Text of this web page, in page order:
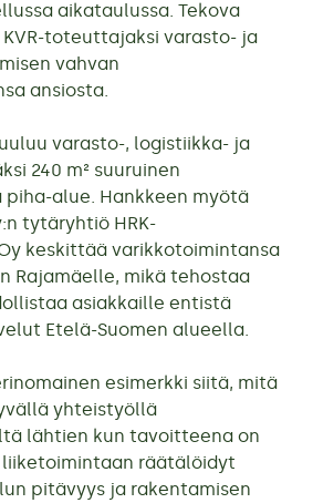
aikataulussa. Tekova
toteuttajaksi varasto- ja
vahvan
ansiosta.
varasto-, logistiikka- ja
240 m² suuruinen
piha-alue. Hankkeen myötä
tytäryhtiö HRK-
keskittää varikkotoimintansa
Rajamäelle, mikä tehostaa
asiakkaille entistä
Etelä-Suomen alueella.
esimerkki siitä, mitä
yhteistyöllä
lähtien kun tavoitteena on
räätälöidyt
pitävyys ja rakentamisen